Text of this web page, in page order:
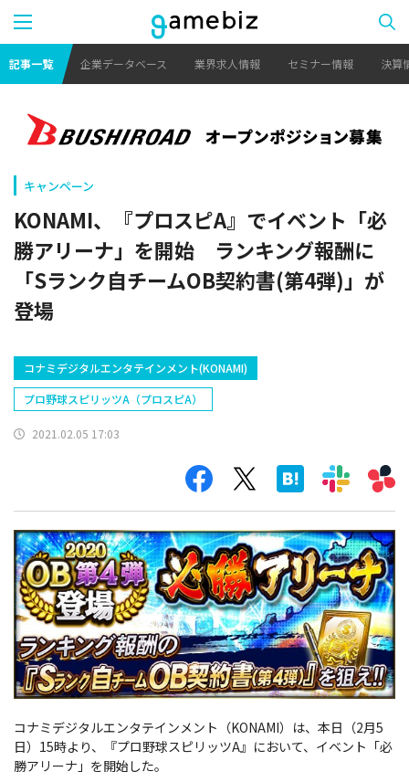
記事一覧 企業データベース 業界求人情報 セミナー情報 決算
キャンペーン
KONAMI、『プロスピA』でイベント「必
勝アリーナ」を開始 ランキング報酬に
「Sランク自チームOB契約書(第4弾)」が
登場
コナミデジタルエンタテインメント(KONAMI)
プロ野球スピリッツA（プロスピA）
2021.02.05 17:03
コナミデジタルエンタテインメント（KONAMI）は、本日（2月5
日）15時より、『プロ野球スピリッツA』において、イベント「必
勝アリーナ」を開始した。